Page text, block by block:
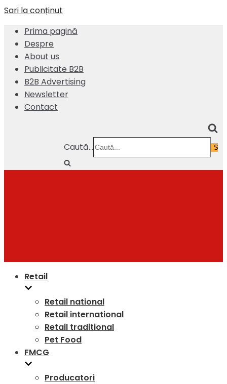
Sari la conținut
Prima pagină
Despre
About us
Publicitate B2B
B2B Advertising
Newsletter
Contact
Caută...
Retail
Retail national
Retail international
Retail traditional
Pet Food
FMCG
Producatori